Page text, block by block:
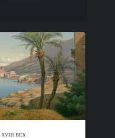
XVIII ВЕК